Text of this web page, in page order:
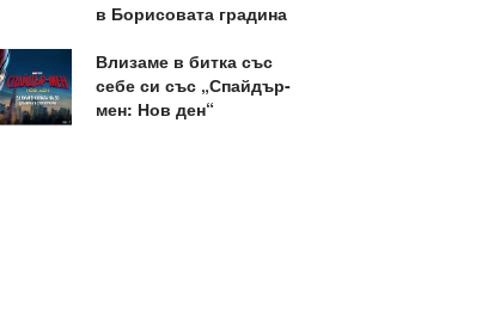
в Борисовата градина
Влизаме в битка със
себе си със „Спайдър-
мен: Нов ден“